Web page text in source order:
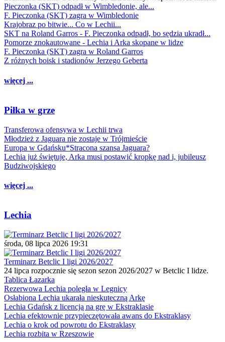
Pieczonka (SKT) odpadł w Wimbledonie, ale...
F. Pieczonka (SKT) zagra w Wimbledonie
Krajobraz po bitwie... Co w Lechii...
SKT na Roland Garros - F. Pieczonka odpadł, bo sędzia ukradł...
Pomorze znokautowane - Lechia i Arka skopane w lidze
F. Pieczonka (SKT) zagra w Roland Garros
Z różnych boisk i stadionów Jerzego Geberta
więcej ...
Piłka w grze
Transferowa ofensywa w Lechii trwa
Młodzież z Jaguara nie zostaje w Trójmieście
Europa w Gdańsku*Stracona szansa Jaguara?
Lechia już świętuje, Arka musi postawić kropkę nad i, jubileusz
Budziwojskiego
więcej ...
Lechia
środa, 08 lipca 2026 19:31
Terminarz Betclic I ligi 2026/2027
24 lipca rozpocznie się sezon sezon 2026/2027 w Betclic I lidze.
Tablica Łazarka
Rezerwowa Lechia poległa w Legnicy
Osłabiona Lechia ukarała nieskuteczną Arkę
Lechia Gdańsk z licencją na grę w Ekstraklasie
Lechia efektownie przypieczętowała awans do Ekstraklasy
Lechia o krok od powrotu do Ekstraklasy
Lechia rozbita w Rzeszowie